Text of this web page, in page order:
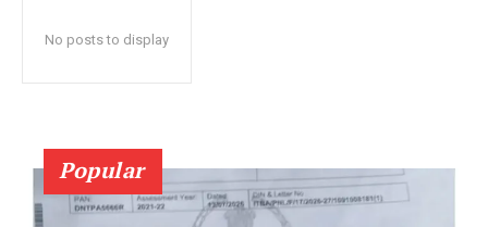
No posts to display
Popular